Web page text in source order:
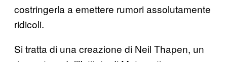
costringerla a emettere rumori assolutamente
ridicoli.
Si tratta di una creazione di Neil Thapen, un